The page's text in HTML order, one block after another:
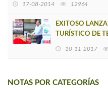
17-08-2014 12964
EXITOSO
TURÍSTICO DE
10-11-2017
NOTAS POR CATEGORÍAS